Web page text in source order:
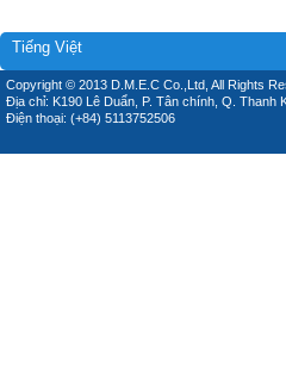
Tiếng Việt
Copyright © 2013 D.M.E.C Co.,Ltd, All Rights
Địa chỉ: K190 Lê Duẩn, P. Tân chính, Q. Thanh
Điện thoại: (+84) 5113752506